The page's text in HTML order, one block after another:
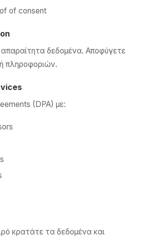
of consent
δεδομένα. Αποφύγετε
πληροφοριών.
(DPA) με:
κρατάτε τα δεδομένα και